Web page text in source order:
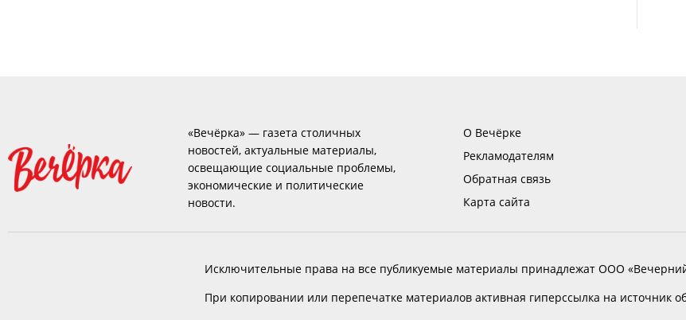
«Вечёрка» — газета столичных
новостей, актуальные материалы,
освещающие социальные проблемы,
экономические и политические
новости.
О Вечёрке
Рекламодателям
Обратная связь
Карта сайта
Исключительные права на все публикуемые материалы принадлежат ООО
При копировании или перепечатке материалов активная гиперссылка на источник